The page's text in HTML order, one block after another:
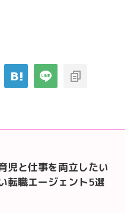
児と仕事を両立したい
転職エージェント5選